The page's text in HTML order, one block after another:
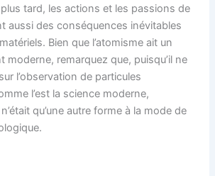
plus tard, les actions et les passions de
aussi des conséquences inévitables
Bien que l’atomisme ait un
moderne, remarquez que, puisqu’il ne
l’observation de particules
l’est la science moderne,
qu’une autre forme à la mode de